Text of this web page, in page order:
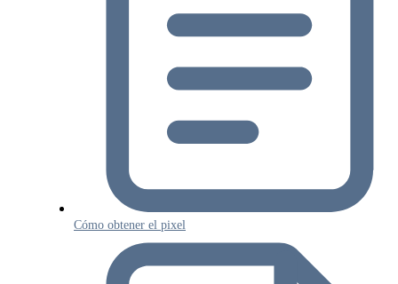
Cómo obtener el pixel